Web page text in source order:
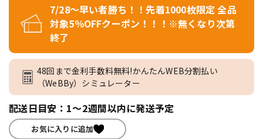
7/28～早い者勝ち！！先着1000枚限定 全品
対象5％OFFクーポン！！！※無くなり次第
終了
48回まで金利手数料無料!かんたんWEB分割払い
（WeBBy）シミュレーター
配送日目安：1～2週間以内に発送予定
お気に入りに追加